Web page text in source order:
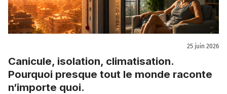
25 juin 2026
Canicule, isolation, climatisation.
Pourquoi presque tout le monde raconte
n’importe quoi.